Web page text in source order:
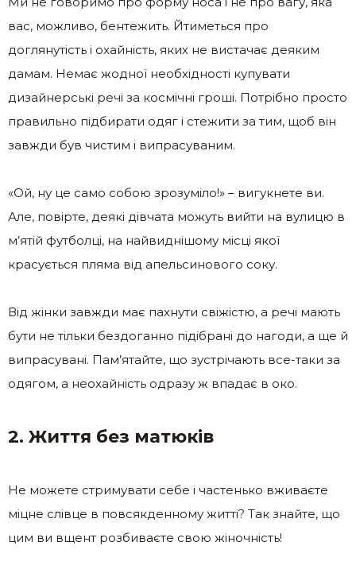
вас, можливо, бентежить. Йтиметься про
доглянутість і охайність, яких не вистачає деяким
дамам. Немає жодної необхідності купувати
дизайнерські речі за космічні гроші. Потрібно просто
правильно підбирати одяг і стежити за тим, щоб він
завжди був чистим і випрасуваним.
«Ой, ну це само собою зрозуміло!» – вигукнете ви.
Але, повірте, деякі дівчата можуть вийти на вулицю в
м’ятій футболці, на найвиднішому місці якої
красується пляма від апельсинового соку.
Від жінки завжди має пахнути свіжістю, а речі мають
бути не тільки бездоганно підібрані до нагоди, а ще й
випрасувані. Пам’ятайте, що зустрічають все-таки за
одягом, а неохайність одразу ж впадає в око.
2. Життя без матюків
Не можете стримувати себе і частенько вживаєте
міцне слівце в повсякденному житті? Так знайте, що
цим ви вщент розбиваєте свою жіночність!